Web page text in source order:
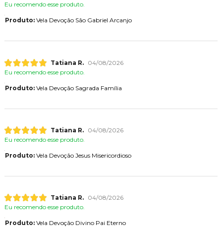
Eu recomendo esse produto.
Produto:Vela Devoção São Gabriel Arcanjo
Tatiana R.
04/08/2026
Eu recomendo esse produto.
Produto:Vela Devoção Sagrada Família
Tatiana R.
04/08/2026
Eu recomendo esse produto.
Produto:Vela Devoção Jesus Misericordioso
Tatiana R.
04/08/2026
Eu recomendo esse produto.
Produto:Vela Devoção Divino Pai Eterno